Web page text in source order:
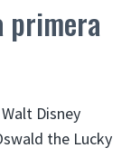
primera
Disney
the Lucky